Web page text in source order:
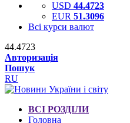
USD 44.4723
EUR 51.3096
Всі курси валют
44.4723
Авторизація
Пошук
RU
ВСІ РОЗДІЛИ
Головна